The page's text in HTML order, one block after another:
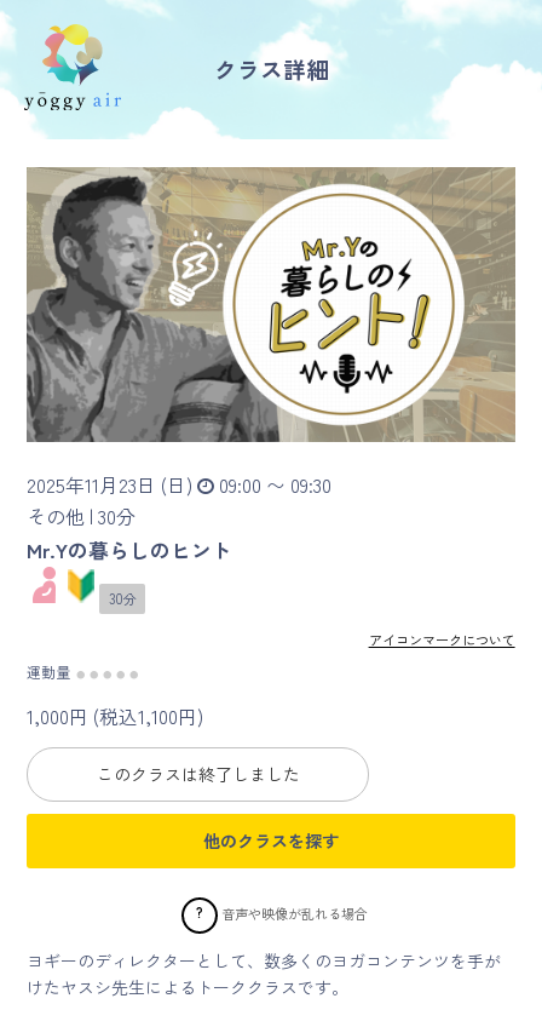
受講の流れ
料金について
インストラクター一覧
FAQ / お問い合わせ
yoggy store
yoggy mommy
マイページ
会員規約について
クラス参加にあたっての同意書
特定商取引にかかわる表示
プライバシーポリシー
クラス詳細
2025年11月23日 (日)
09:00 〜 09:30
その他 | 30分
Mr.Yの暮らしのヒント
30分
アイコンマークについて
運動量 ● ● ● ● ●
1,000円 (税込1,100円)
このクラスは終了しました
他のクラスを探す
? 音声や映像が乱れる場合
ヨギーのディレクターとして、数多くのヨガコンテンツを手が
けたヤスシ先生によるトーククラスです。